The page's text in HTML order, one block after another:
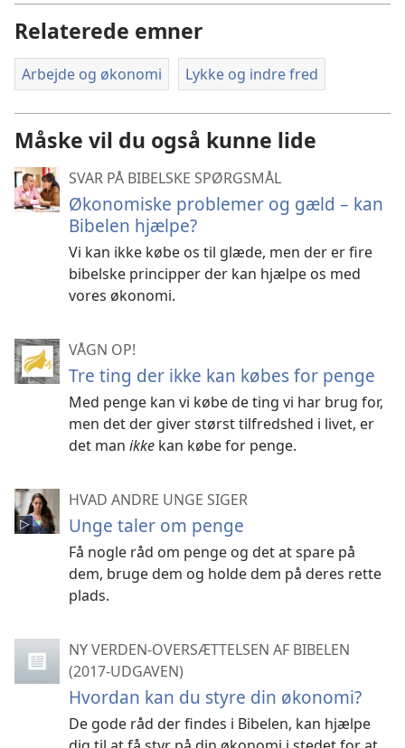
Relaterede emner
Arbejde og økonomi Lykke og indre fred
Måske vil du også kunne lide
SVAR PÅ BIBELSKE SPØRGSMÅL
Økonomiske problemer og gæld – kan
Bibelen hjælpe?
Vi kan ikke købe os til glæde, men der er fire
bibelske principper der kan hjælpe os med
vores økonomi.
VÅGN OP!
Tre ting der ikke kan købes for penge
Med penge kan vi købe de ting vi har brug for,
men det der giver størst tilfredshed i livet, er
det man ikke kan købe for penge.
HVAD ANDRE UNGE SIGER
Unge taler om penge
Få nogle råd om penge og det at spare på
dem, bruge dem og holde dem på deres rette
plads.
NY VERDEN-OVERSÆTTELSEN AF BIBELEN
(2017-UDGAVEN)
Hvordan kan du styre din økonomi?
De gode råd der findes i Bibelen, kan hjælpe